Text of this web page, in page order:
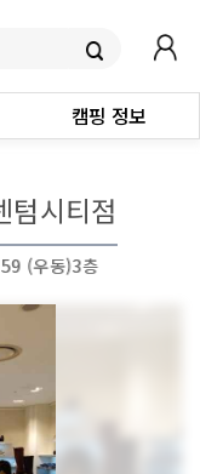
캠핑 정보
텀시티점
(우동)3층